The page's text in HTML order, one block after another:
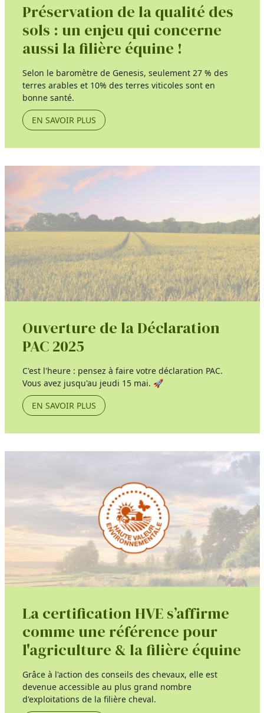
Préservation de la qualité des
sols : un enjeu qui concerne
aussi la filière équine !
Selon le baromètre de Genesis, seulement 27 % des
terres arables et 10% des terres viticoles sont en
bonne santé.
EN SAVOIR PLUS
Ouverture de la Déclaration
PAC 2025
C'est l'heure : pensez à faire votre déclaration PAC.
Vous avez jusqu'au jeudi 15 mai. 🚀
EN SAVOIR PLUS
La certification HVE s’affirme
comme une référence pour
l'agriculture & la filière équine
Grâce à l'action des conseils des chevaux, elle est
devenue accessible au plus grand nombre
d'exploitations de la filière cheval.